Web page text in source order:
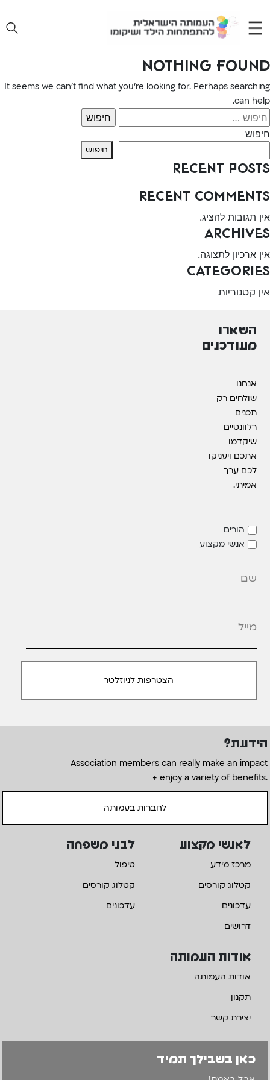
content
Nothing Found
It seems we can’t find what you’re looking for. Perhaps searching
can help.
חיפוש:
חיפוש
חיפוש
Recent Posts
Recent Comments
אין תגובות להציג.
Archives
אין ארכיון לתצוגה.
Categories
אין קטגוריות
השארו
מעודכנים
אנחנו
שולחים רק
תכנים
רלוונטיים
שיקדמו
אתכם ויעניקו
לכם ערך
אמיתי.
הורים
אנשי מקצוע
הידעת?
Association members can really make an impact
+ enjoy a variety of benefits.
לחברות בעמותה
אודות העמותה
אודות העמותה
תקנון
יצירת קשר
לאנשי מקצוע
מרכז מידע
קטלוג קורסים
עדכונים
דרושים
לבני משפחה
טיפול
קטלוג קורסים
עדכונים
כאן בשבילך תמיד